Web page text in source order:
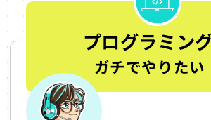
プログラミン
ガチでやりたい